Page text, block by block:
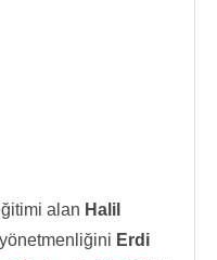
alan Halil
yönetmenliğini Erdi